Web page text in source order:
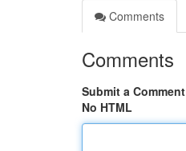
Comments
Comments
Submit a Comment
No HTML